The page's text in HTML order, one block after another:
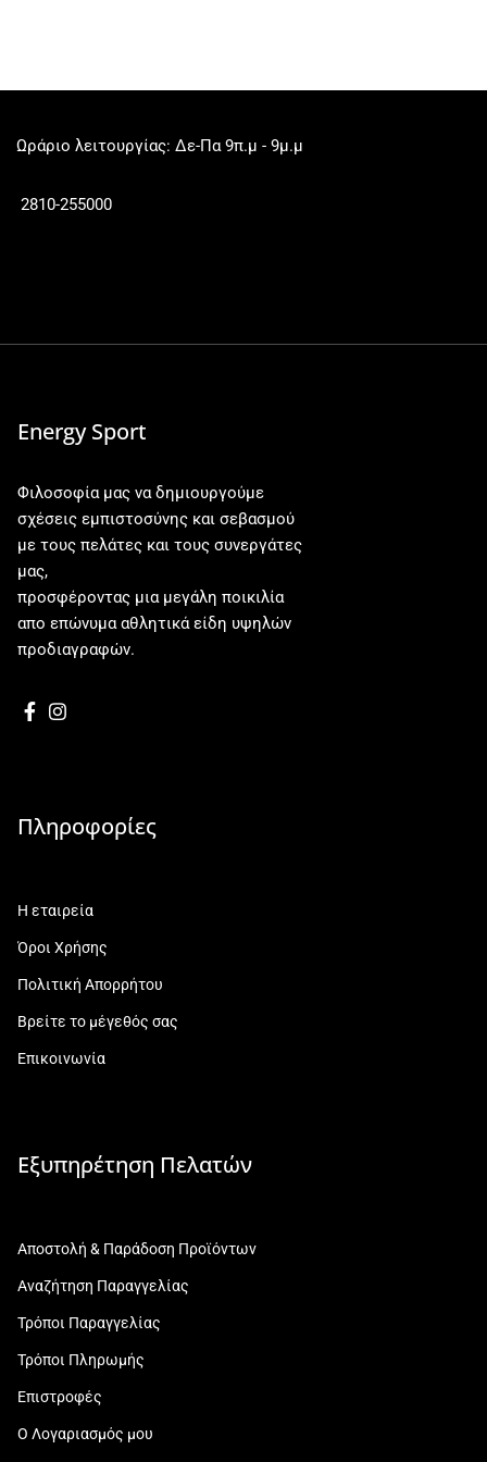
Ωράριο λειτουργίας: Δε-Πα 9π.μ - 9μ.μ
2810-255000
Energy Sport
Φιλοσοφία μας να δημιουργούμε
σχέσεις εμπιστοσύνης και σεβασμού
με τους πελάτες και τους συνεργάτες
μας,
προσφέροντας μια μεγάλη ποικιλία
απο επώνυμα αθλητικά είδη υψηλών
προδιαγραφών.
Πληροφορίες
Η εταιρεία
Όροι Χρήσης
Πολιτική Απορρήτου
Βρείτε το μέγεθός σας
Επικοινωνία
Εξυπηρέτηση Πελατών
Αποστολή & Παράδοση Προϊόντων
Αναζήτηση Παραγγελίας
Τρόποι Παραγγελίας
Τρόποι Πληρωμής
Επιστροφές
Ο Λογαριασμός μου